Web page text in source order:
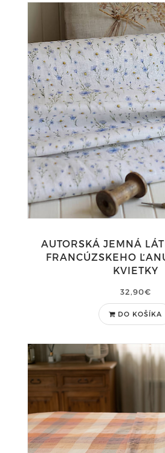
AUTORSKÁ JEMNÁ
FRANCÚZSKEHO
KVIETKY
32,90€
DO KOŠÍKA